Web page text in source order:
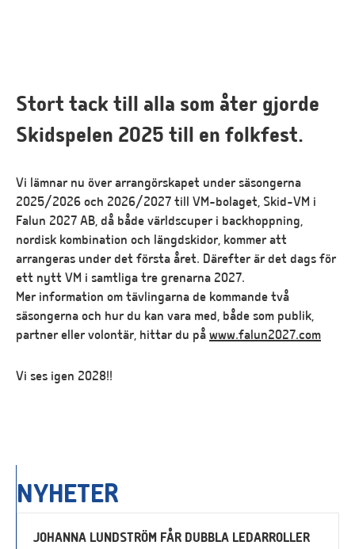
Stort tack till alla som åter gjorde
Skidspelen 2025 till en folkfest.
Vi lämnar nu över arrangörskapet under säsongerna
2025/2026 och 2026/2027 till VM-bolaget, Skid-VM i
Falun 2027 AB, då både världscuper i backhoppning,
nordisk kombination och längdskidor, kommer att
arrangeras under det första året. Därefter är det dags för
ett nytt VM i samtliga tre grenarna 2027.
Mer information om tävlingarna de kommande två
säsongerna och hur du kan vara med, både som publik,
partner eller volontär, hittar du påwww.falun2027.com
Vi ses igen 2028!!
NYHETER
JOHANNA LUNDSTRÖM FÅR DUBBLA LEDARROLLER